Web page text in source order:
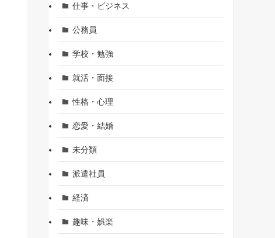
仕事・ビジネス
公務員
学校・勉強
就活・面接
性格・心理
恋愛・結婚
未分類
派遣社員
経済
趣味・娯楽